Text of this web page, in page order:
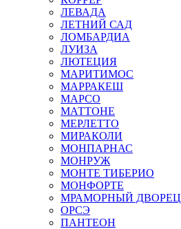
ЛЕВАДА
ЛЕТНИЙ САД
ЛОМБАРДИА
ЛУИЗА
ЛЮТЕЦИЯ
МАРИТИМОС
МАРРАКЕШ
МАРСО
МАТТОНЕ
МЕРЛЕТТО
МИРАКОЛИ
МОНПАРНАС
МОНРУЖ
МОНТЕ ТИБЕРИО
МОНФОРТЕ
МРАМОРНЫЙ ДВОРЕЦ
ОРСЭ
ПАНТЕОН